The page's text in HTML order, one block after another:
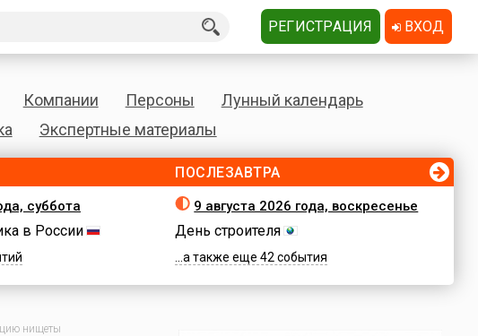
Компании Персоны
Лунный календарь
Экспертные материалы
суббота
в России
ПОСЛЕЗАВТРА
9 августа 2026 года, воскресенье
День строителя
...а также еще 42 события
нищеты
РЕГИСТРАЦИЯ ВХОД